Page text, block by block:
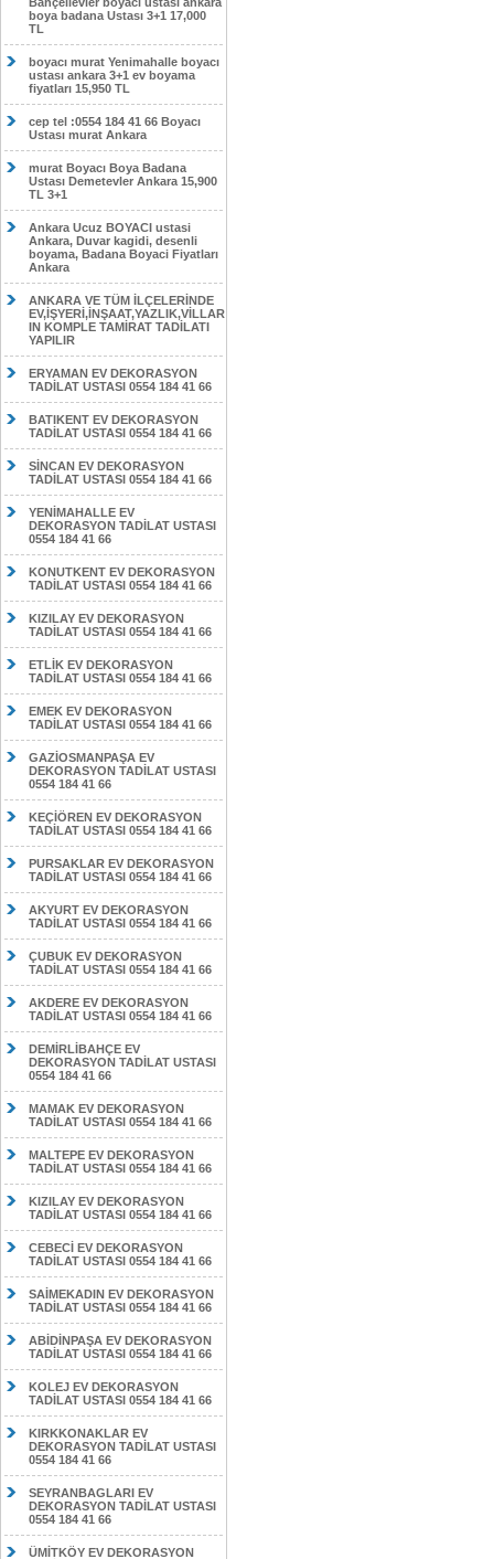
boya badana Ustası 3+1 17,000
TL
boyacı murat Yenimahalle boyacı
ustası ankara 3+1 ev boyama
fiyatları 15,950 TL
cep tel :0554 184 41 66 Boyacı
Ustası murat Ankara
murat Boyacı Boya Badana
Ustası Demetevler Ankara 15,900
TL 3+1
Ankara Ucuz BOYACI ustasi
Ankara, Duvar kagidi, desenli
boyama, Badana Boyaci Fiyatları
Ankara
ANKARA VE TÜM İLÇELERİNDE
EV,İŞYERİ,İNŞAAT,YAZLIK,VİLLAR
IN KOMPLE TAMİRAT TADİLATI
YAPILIR
ERYAMAN EV DEKORASYON
TADİLAT USTASI 0554 184 41 66
BATIKENT EV DEKORASYON
TADİLAT USTASI 0554 184 41 66
SİNCAN EV DEKORASYON
TADİLAT USTASI 0554 184 41 66
YENİMAHALLE EV
DEKORASYON TADİLAT USTASI
0554 184 41 66
KONUTKENT EV DEKORASYON
TADİLAT USTASI 0554 184 41 66
KIZILAY EV DEKORASYON
TADİLAT USTASI 0554 184 41 66
ETLİK EV DEKORASYON
TADİLAT USTASI 0554 184 41 66
EMEK EV DEKORASYON
TADİLAT USTASI 0554 184 41 66
GAZİOSMANPAŞA EV
DEKORASYON TADİLAT USTASI
0554 184 41 66
KEÇİÖREN EV DEKORASYON
TADİLAT USTASI 0554 184 41 66
PURSAKLAR EV DEKORASYON
TADİLAT USTASI 0554 184 41 66
AKYURT EV DEKORASYON
TADİLAT USTASI 0554 184 41 66
ÇUBUK EV DEKORASYON
TADİLAT USTASI 0554 184 41 66
AKDERE EV DEKORASYON
TADİLAT USTASI 0554 184 41 66
DEMİRLİBAHÇE EV
DEKORASYON TADİLAT USTASI
0554 184 41 66
MAMAK EV DEKORASYON
TADİLAT USTASI 0554 184 41 66
MALTEPE EV DEKORASYON
TADİLAT USTASI 0554 184 41 66
KIZILAY EV DEKORASYON
TADİLAT USTASI 0554 184 41 66
CEBECİ EV DEKORASYON
TADİLAT USTASI 0554 184 41 66
SAİMEKADIN EV DEKORASYON
TADİLAT USTASI 0554 184 41 66
ABİDİNPAŞA EV DEKORASYON
TADİLAT USTASI 0554 184 41 66
KOLEJ EV DEKORASYON
TADİLAT USTASI 0554 184 41 66
KIRKKONAKLAR EV
DEKORASYON TADİLAT USTASI
0554 184 41 66
SEYRANBAGLARI EV
DEKORASYON TADİLAT USTASI
0554 184 41 66
ÜMİTKÖY EV DEKORASYON